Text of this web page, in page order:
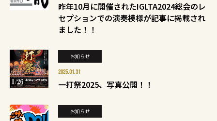
昨年10月に開催されたIGLTA2024総会のレ
セプションでの演奏模様が記事に掲載され
ました！！
お知らせ
2025.01.31
一打祭2025、写真公開！！
お知らせ